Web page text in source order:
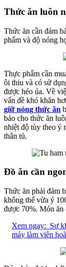
Thức ăn luôn
Thức ăn cần đảm
phẩm và độ nóng
Thực phẩm cần
ôi thiu và có sử
được héo úa. Về
vấn đề khó khăn
giữ nóng thức ăn
bảo cho thức ăn
nhiệt độ tùy theo ý
thân tủ.
Đồ ăn cần
Thức ăn phải đảm
không thể vừa ý
được 70%. Món ăn
Xem ngay: Sự
máy làm viên